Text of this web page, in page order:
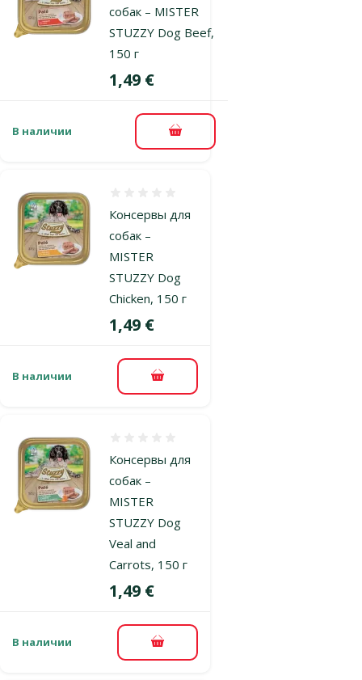
собак – MISTER
STUZZY Dog Beef,
150 г
Цена
1,49 €
В наличии В корзину
Консервы для
собак –
MISTER
STUZZY Dog
Chicken, 150 г
Цена
1,49 €
В наличии В корзину
Консервы для
собак –
MISTER
STUZZY Dog
Veal and
Carrots, 150 г
Цена
1,49 €
В наличии В корзину